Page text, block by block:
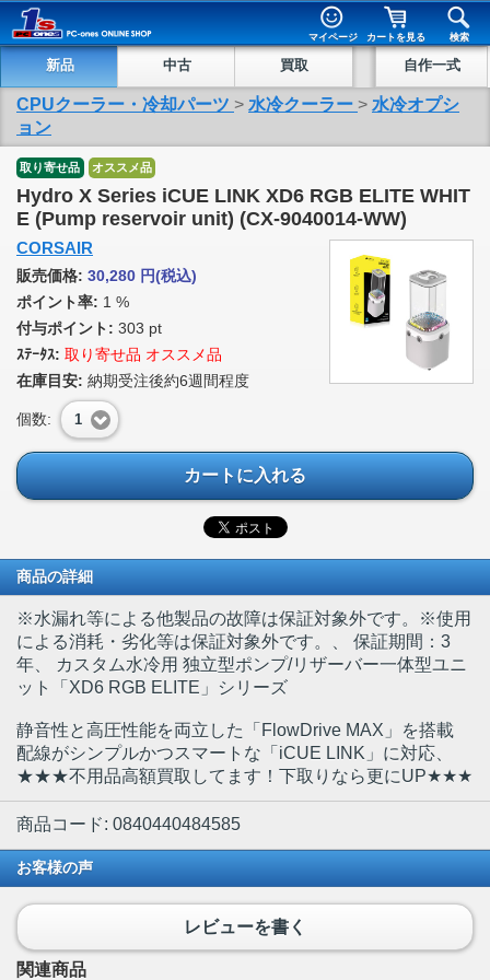
マイページ カートを見る 検索
新品 中古 買取 自作一式
CPUクーラー・冷却パーツ > 水冷クーラー > 水冷オプシ
ョン
取り寄せ品 オススメ品
Hydro X Series iCUE LINK XD6 RGB ELITE WHIT
E (Pump reservoir unit) (CX-9040014-WW)
CORSAIR
販売価格: 30,280 円(税込)
ポイント率: 1 %
付与ポイント: 303 pt
ｽﾃｰﾀｽ: 取り寄せ品 オススメ品
在庫目安: 納期受注後約6週間程度
個数: 1
カートに入れる
商品の詳細
※水漏れ等による他製品の故障は保証対象外です。※使用
による消耗・劣化等は保証対象外です。
、 保証期間：3
年、 カスタム水冷用 独立型ポンプ/リザーバー一体型ユニ
ット「XD6 RGB ELITE」シリーズ
静音性と高圧性能を両立した「FlowDrive MAX」を搭載
配線がシンプルかつスマートな「iCUE LINK」に対応、
★★★不用品高額買取してます！下取りなら更にUP★★★
商品コード: 0840440484585
お客様の声
レビューを書く
関連商品